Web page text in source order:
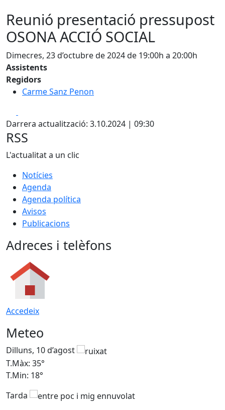
Reunió presentació pressupost
OSONA ACCIÓ SOCIAL
Dimecres, 23 d’octubre de 2024 de 19:00h a 20:00h
Assistents
Regidors
Carme Sanz Penon
Darrera actualització: 3.10.2024 | 09:30
RSS
L'actualitat a un clic
Notícies
Agenda
Agenda política
Avisos
Publicacions
Adreces i telèfons
Accedeix
Meteo
Dilluns, 10 d’agost
T.Màx: 35°
T.Min: 18°
Tarda